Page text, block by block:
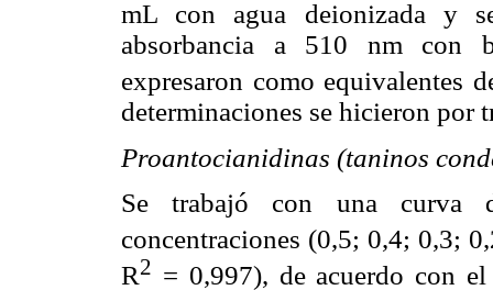
mL con agua deionizada y
absorbancia a 510 nm con
expresaron como equivalentes
determinaciones se hicieron por
Proantocianidinas (taninos
Se trabajó con una curva
concentraciones (0,5; 0,4; 0,3;
R2 = 0,997), de acuerdo con